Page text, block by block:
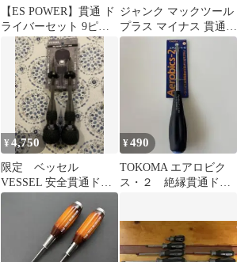
【ES POWER】貫通 ド
ライバーセット 9ピー
ス エイシン【未開封未
使用品】
ジャンク マックツール
プラス マイナス 貫通ド
ライバーブレード
¥4,750
限定 ベッセル
VESSEL 安全貫通ドラ
イバー BLACK
¥490
TOKOMA エアロビク
ス・２ 絶縁貫通ドラ